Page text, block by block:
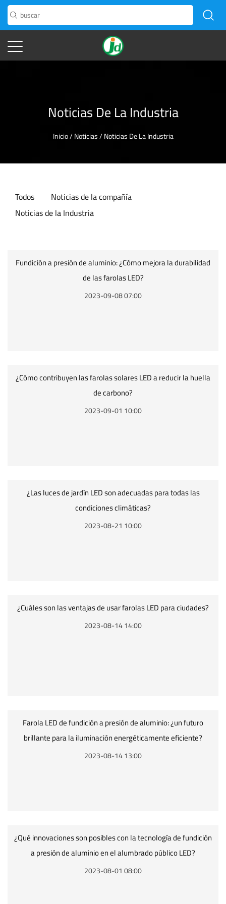
Noticias De La Industria
Inicio/Noticias/Noticias De La Industria
Todos
Noticias de la compañía
Noticias de la Industria
Fundición a presión de aluminio: ¿Cómo mejora la durabilidad
de las farolas LED?
2023-09-08 07:00
¿Cómo contribuyen las farolas solares LED a reducir la huella
de carbono?
2023-09-01 10:00
¿Las luces de jardín LED son adecuadas para todas las
condiciones climáticas?
2023-08-21 10:00
¿Cuáles son las ventajas de usar farolas LED para ciudades?
2023-08-14 14:00
Farola LED de fundición a presión de aluminio: ¿un futuro
brillante para la iluminación energéticamente eficiente?
2023-08-14 13:00
¿Qué innovaciones son posibles con la tecnología de fundición
a presión de aluminio en el alumbrado público LED?
2023-08-01 08:00